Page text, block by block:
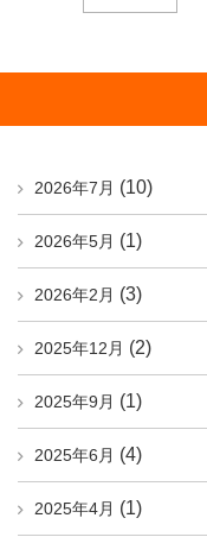
2026年7月 (10)
2026年5月 (1)
2026年2月 (3)
2025年12月 (2)
2025年9月 (1)
2025年6月 (4)
2025年4月 (1)